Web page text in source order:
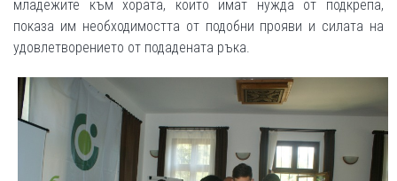
младежите към хората, които имат нужда от подкрепа,
показа им необходимостта от подобни прояви и силата на
удовлетворението от подадената ръка.